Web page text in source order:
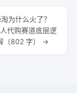
为什么火了？
代购赛道底层逻
（802 字） →